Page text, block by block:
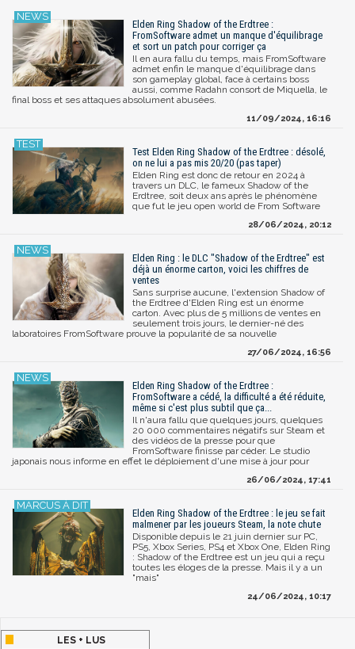
Elden Ring Shadow of the Erdtree :
FromSoftware admet un manque d'équilibrage
et sort un patch pour corriger ça
Il en aura fallu du temps, mais FromSoftware
admet enfin le manque d'équilibrage dans
son gameplay global, face à certains boss
aussi, comme Radahn consort de Miquella, le
final boss et ses attaques absolument abusées.
11/09/2024, 16:16
Test Elden Ring Shadow of the Erdtree : désolé,
on ne lui a pas mis 20/20 (pas taper)
Elden Ring est donc de retour en 2024 à
travers un DLC, le fameux Shadow of the
Erdtree, soit deux ans après le phénomène
que fut le jeu open world de From Software
28/06/2024, 20:12
Elden Ring : le DLC "Shadow of the Erdtree" est
déjà un énorme carton, voici les chiffres de
ventes
Sans surprise aucune, l'extension Shadow of
the Erdtree d'Elden Ring est un énorme
carton. Avec plus de 5 millions de ventes en
seulement trois jours, le dernier-né des
laboratoires FromSoftware prouve la popularité de sa nouvelle
27/06/2024, 16:56
Elden Ring Shadow of the Erdtree :
FromSoftware a cédé, la difficulté a été réduite,
même si c'est plus subtil que ça...
Il n'aura fallu que quelques jours, quelques
20 000 commentaires négatifs sur Steam et
des vidéos de la presse pour que
FromSoftware finisse par céder. Le studio
japonais nous informe en effet le déploiement d'une mise à jour pour
26/06/2024, 17:41
Elden Ring Shadow of the Erdtree : le jeu se fait
malmener par les joueurs Steam, la note chute
Disponible depuis le 21 juin dernier sur PC,
PS5, Xbox Series, PS4 et Xbox One, Elden Ring
: Shadow of the Erdtree est un jeu qui a reçu
toutes les éloges de la presse. Mais il y a un
"mais"
24/06/2024, 10:17
LES + LUS